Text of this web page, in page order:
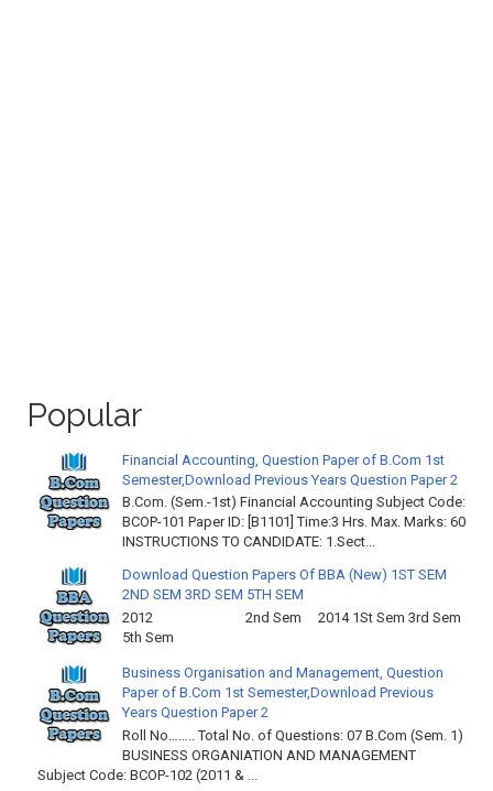
Popular
Financial Accounting, Question Paper of B.Com 1st
Semester,Download Previous Years Question Paper 2
B.Com. (Sem.-1st) Financial Accounting Subject Code:
BCOP-101 Paper ID: [B1101] Time:3 Hrs. Max. Marks: 60
INSTRUCTIONS TO CANDIDATE: 1.Sect...
Download Question Papers Of BBA (New) 1ST SEM
2ND SEM 3RD SEM 5TH SEM
2012 2nd Sem 2014 1St Sem 3rd Sem
5th Sem
Business Organisation and Management, Question
Paper of B.Com 1st Semester,Download Previous
Years Question Paper 2
Roll No…….. Total No. of Questions: 07 B.Com (Sem. 1)
BUSINESS ORGANIATION AND MANAGEMENT
Subject Code: BCOP-102 (2011 & ...